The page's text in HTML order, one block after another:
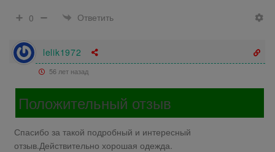
0
Ответить
lelik1972
56 лет назад
Положительный отзыв
Спасибо за такой подробный и интересный
отзыв.Действительно хорошая одежда.